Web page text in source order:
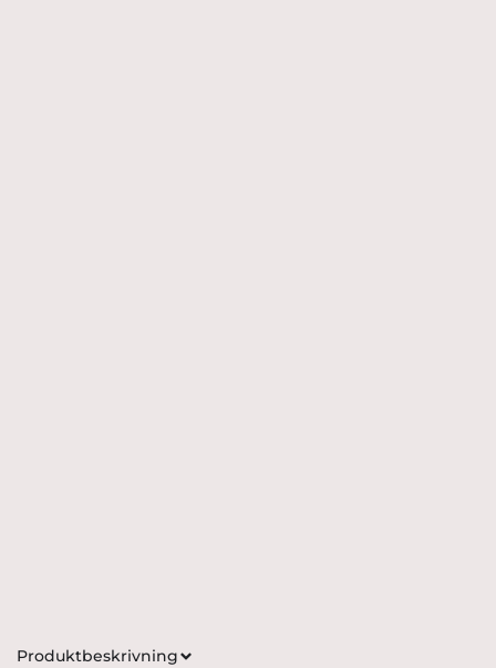
Produktbeskrivning